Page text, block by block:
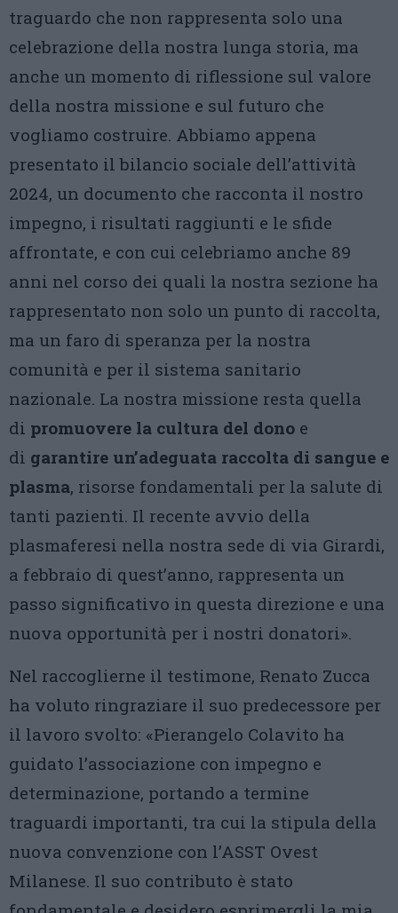
traguardo che non rappresenta solo una
celebrazione della nostra lunga storia, ma
anche un momento di riflessione sul valore
della nostra missione e sul futuro che
vogliamo costruire. Abbiamo appena
presentato il bilancio sociale dell’attività
2024, un documento che racconta il nostro
impegno, i risultati raggiunti e le sfide
affrontate, e con cui celebriamo anche 89
anni nel corso dei quali la nostra sezione ha
rappresentato non solo un punto di raccolta,
ma un faro di speranza per la nostra
comunità e per il sistema sanitario
nazionale. La nostra missione resta quella
di promuovere la cultura del dono e
di garantire un’adeguata raccolta di sangue e
plasma, risorse fondamentali per la salute di
tanti pazienti. Il recente avvio della
plasmaferesi nella nostra sede di via Girardi,
a febbraio di quest’anno, rappresenta un
passo significativo in questa direzione e una
nuova opportunità per i nostri donatori».
Nel raccoglierne il testimone, Renato Zucca
ha voluto ringraziare il suo predecessore per
il lavoro svolto: «Pierangelo Colavito ha
guidato l’associazione con impegno e
determinazione, portando a termine
traguardi importanti, tra cui la stipula della
nuova convenzione con l’ASST Ovest
Milanese. Il suo contributo è stato